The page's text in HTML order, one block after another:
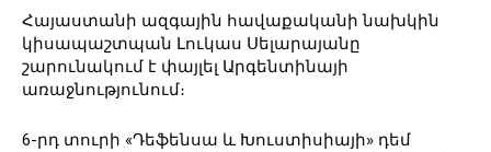
Հայաստանի ազգային հավաքականի նախկին
կիսապաշտպան Լուկաս Սելարայանը
շարունակում է փայլել Արգենտինայի
առաջնությունում։
6-րդ տուրի «Դեֆենսա և Խուստիսիայի» դեմ